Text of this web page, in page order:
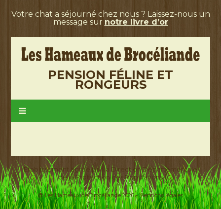
Votre chat a séjourné chez nous ? Laissez-nous un
message sur notre livre d’or
PENSION FÉLINE ET
RONGEURS
Etablissement agréé par la Direction Départementale
de la Protection des Populations
@ Les Hameaux de Brocéliande 2026 -Mentions légales